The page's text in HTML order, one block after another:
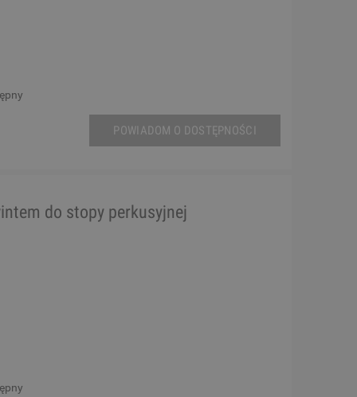
POWIADOM O DOSTĘPNOŚCI
do stopy perkusyjnej